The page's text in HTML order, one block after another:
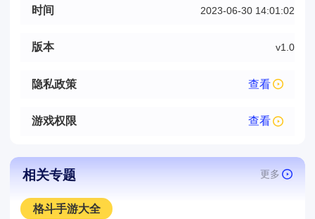
时间 2023-06-30 14:01:02
版本 v1.0
隐私政策 查看
游戏权限 查看
相关专题 更多
格斗手游大全